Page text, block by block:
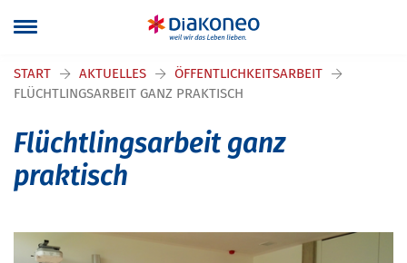
START AKTUELLES
ÖFFENTLICHKEITSARBEIT
FLÜCHTLINGSARBEIT GANZ PRAKTISCH
Flüchtlingsarbeit ganz
praktisch